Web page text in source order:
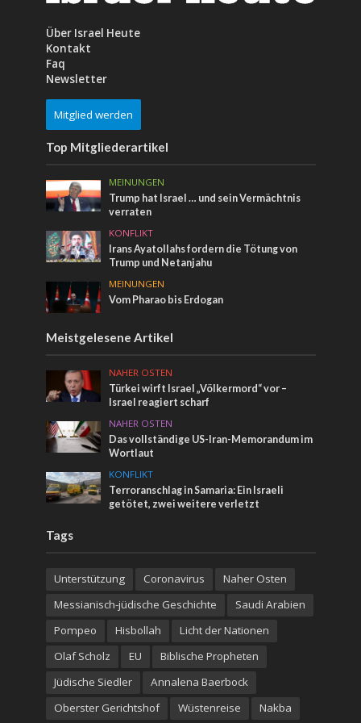
Über Israel Heute
Kontakt
Faq
Newsletter
Mitglied werden
Top Mitgliederartikel
MEINUNGEN
Trump hat Israel … und sein Vermächtnis
verraten
KONFLIKT
Irans Ayatollahs fordern die Tötung von
Trump und Netanjahu
MEINUNGEN
Vom Pharao bis Erdogan
Meistgelesene Artikel
NAHER OSTEN
Türkei wirft Israel „Völkermord“ vor –
Israel reagiert scharf
NAHER OSTEN
Das vollständige US-Iran-Memorandum im
Wortlaut
KONFLIKT
Terroranschlag in Samaria: Ein Israeli
getötet, zwei weitere verletzt
Tags
Unterstützung Coronavirus
Naher Osten
Messianisch-jüdische Geschichte
Saudi Arabien
Pompeo
Hisbollah
Licht der Nationen
Olaf Scholz
EU
Biblische Propheten
Jüdische Siedler
Annalena Baerbock
Oberster Gerichtshof
Wüstenreise Nakba